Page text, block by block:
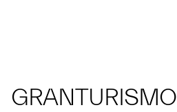
GRANTURISMO